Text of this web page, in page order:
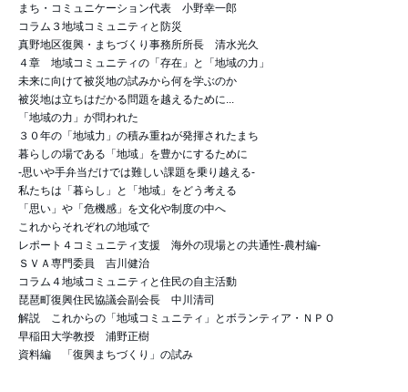
まち・コミュニケーション代表 小野幸一郎
コラム３地域コミュニティと防災
真野地区復興・まちづくり事務所所長 清水光久
４章 地域コミュニティの「存在」と「地域の力」
未来に向けて被災地の試みから何を学ぶのか
被災地は立ちはだかる問題を越えるために...
「地域の力」が問われた
３０年の「地域力」の積み重ねが発揮されたまち
暮らしの場である「地域」を豊かにするために
-思いや手弁当だけでは難しい課題を乗り越える-
私たちは「暮らし」と「地域」をどう考える
「思い」や「危機感」を文化や制度の中へ
これからそれぞれの地域で
レポート４コミュニティ支援 海外の現場との共通性-農村編-
ＳＶＡ専門委員 吉川健治
コラム４地域コミュニティと住民の自主活動
琵琶町復興住民協議会副会長 中川清司
解説 これからの「地域コミュニティ」とボランティア・ＮＰＯ
早稲田大学教授 浦野正樹
資料編 「復興まちづくり」の試み